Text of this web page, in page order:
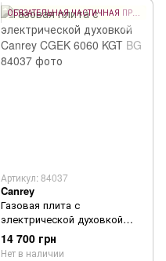
ОБЯЗАТЕЛЬНАЯ ЧАСТИЧНАЯ ПРЕДОПЛАТА 10%
Артикул: 84037
Canrey
Газовая плита с
электрической духовкой
Canrey CGEK 6060 KGT BG
14 700 грн
Нет в наличии